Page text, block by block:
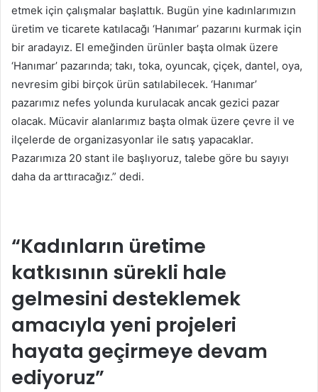
etmek için çalışmalar başlattık. Bugün yine kadınlarımızın
üretim ve ticarete katılacağı ‘Hanımar’ pazarını kurmak için
bir aradayız. El emeğinden ürünler başta olmak üzere
‘Hanımar’ pazarında; takı, toka, oyuncak, çiçek, dantel, oya,
nevresim gibi birçok ürün satılabilecek. ‘Hanımar’
pazarımız nefes yolunda kurulacak ancak gezici pazar
olacak. Mücavir alanlarımız başta olmak üzere çevre il ve
ilçelerde de organizasyonlar ile satış yapacaklar.
Pazarımıza 20 stant ile başlıyoruz, talebe göre bu sayıyı
daha da arttıracağız.” dedi.
“Kadınların üretime
katkısının sürekli hale
gelmesini desteklemek
amacıyla yeni projeleri
hayata geçirmeye devam
ediyoruz”